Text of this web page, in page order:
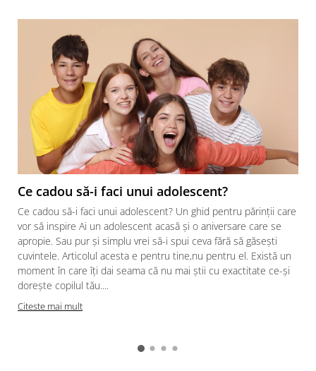
Ce cadou să-i faci unui adolescent?
Ce cadou să-i faci unui adolescent? Un ghid pentru părinții care
vor să inspire Ai un adolescent acasă și o aniversare care se
apropie. Sau pur și simplu vrei să-i spui ceva fără să găsești
cuvintele. Articolul acesta e pentru tine,nu pentru el. Există un
moment în care îți dai seama că nu mai știi cu exactitate ce-și
dorește copilul tău....
Citeste mai mult